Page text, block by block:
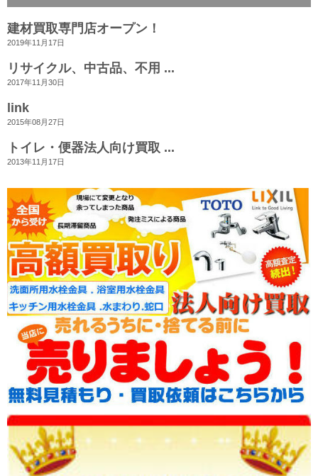
建材買取専門店オープン！
2019年11月17日
リサイクル、中古品、不用 ...
2017年11月30日
link
2015年08月27日
トイレ・便器法人向け買取 ...
2013年11月17日